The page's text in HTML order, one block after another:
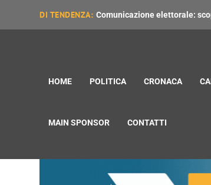
DI TENDENZA: Comunicazione elettorale:
HOME POLITICA CRONACA
MAIN SPONSOR CONTATTI